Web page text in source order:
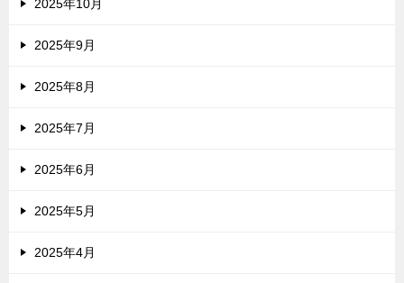
2025年10月
2025年9月
2025年8月
2025年7月
2025年6月
2025年5月
2025年4月